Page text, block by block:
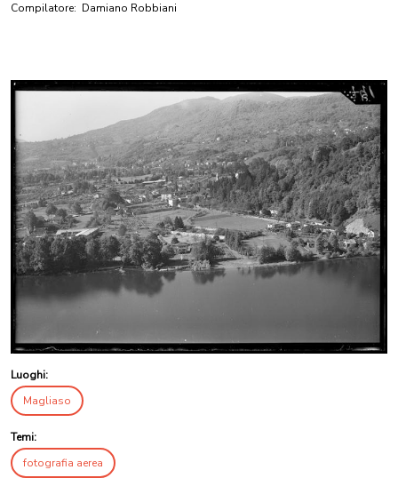
Compilatore: Damiano Robbiani
Luoghi:
Magliaso
Temi:
fotografia aerea